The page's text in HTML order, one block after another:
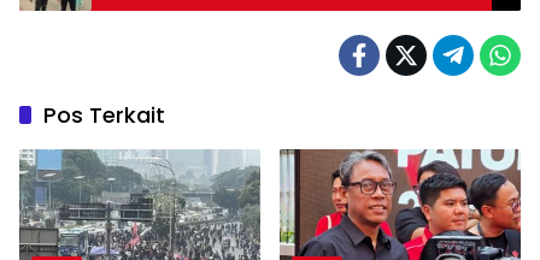
Pos Terkait